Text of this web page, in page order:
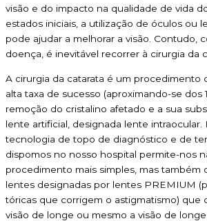
visão e do impacto na qualidade de vida
estados iniciais, a utilização de óculos ou
pode ajudar a melhorar a visão. Contudo,
doença, é inevitável recorrer à cirurgia da
A cirurgia da catarata é um procedimento
alta taxa de sucesso (aproximando-se dos
remoção do cristalino afetado e a sua
lente artificial, designada lente intraocular.
tecnologia de topo de diagnóstico e de
dispomos no nosso hospital permite-nos
procedimento mais simples, mas também
lentes designadas por lentes PREMIUM
tóricas que corrigem o astigmatismo) que
visão de longe ou mesmo a visão de